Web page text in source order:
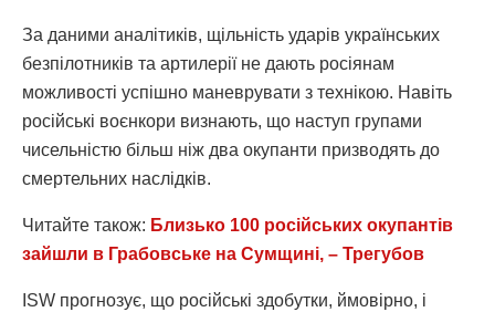
За даними аналітиків, щільність ударів українських
безпілотників та артилерії не дають росіянам
можливості успішно маневрувати з технікою. Навіть
російські воєнкори визнають, що наступ групами
чисельністю більш ніж два окупанти призводять до
смертельних наслідків.
Читайте також: Близько 100 російських окупантів
зайшли в Грабовське на Сумщині, – Трегубов
ISW прогнозує, що російські здобутки, ймовірно, і